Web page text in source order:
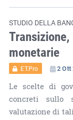
STUDIO DELLA
monetarie
ET.Pro 2 Ott
Le scelte di
concreti sullo
valutazione di